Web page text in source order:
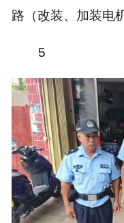
路（改装、加装电
5